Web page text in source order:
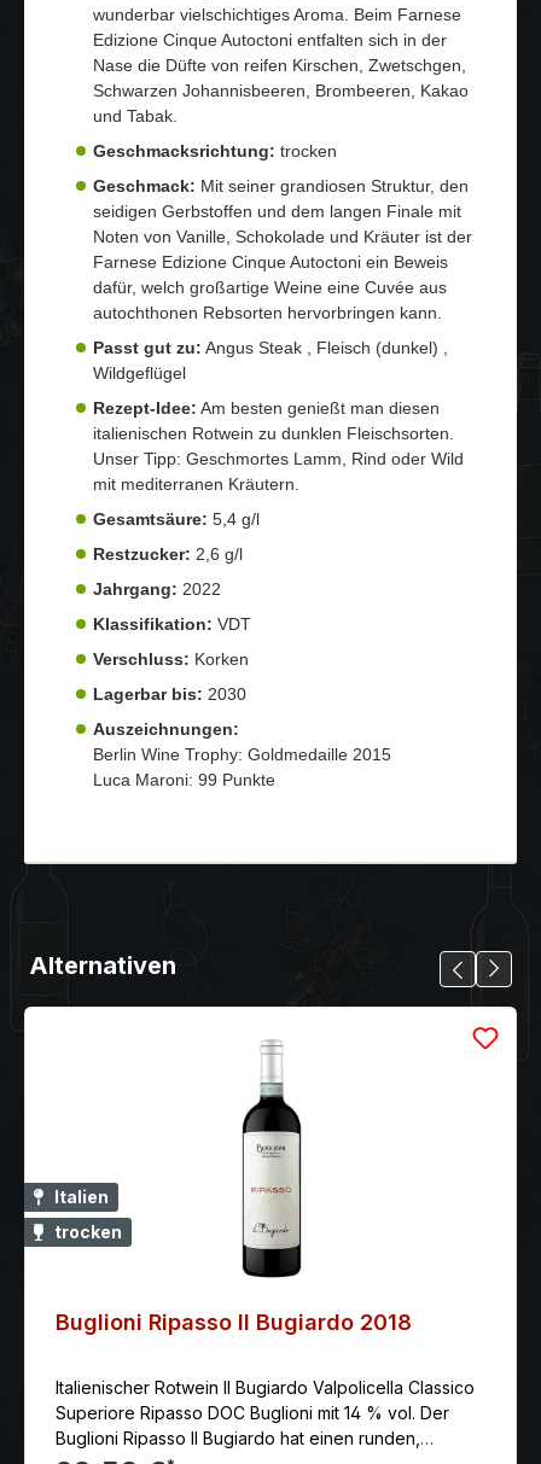
wunderbar vielschichtiges Aroma. Beim Farnese
Edizione Cinque Autoctoni entfalten sich in der
Nase die Düfte von reifen Kirschen, Zwetschgen,
Schwarzen Johannisbeeren, Brombeeren, Kakao
und Tabak.
Geschmacksrichtung: trocken
Geschmack: Mit seiner grandiosen Struktur, den
seidigen Gerbstoffen und dem langen Finale mit
Noten von Vanille, Schokolade und Kräuter ist der
Farnese Edizione Cinque Autoctoni ein Beweis
dafür, welch großartige Weine eine Cuvée aus
autochthonen Rebsorten hervorbringen kann.
Passt gut zu: Angus Steak , Fleisch (dunkel) ,
Wildgeflügel
Rezept-Idee: Am besten genießt man diesen
italienischen Rotwein zu dunklen Fleischsorten.
Unser Tipp: Geschmortes Lamm, Rind oder Wild
mit mediterranen Kräutern.
Gesamtsäure: 5,4 g/l
Restzucker: 2,6 g/l
Jahrgang: 2022
Klassifikation: VDT
Verschluss: Korken
Lagerbar bis: 2030
Auszeichnungen:
Berlin Wine Trophy: Goldmedaille 2015
Luca Maroni: 99 Punkte
Alternativen
Italien
trocken
Buglioni Ripasso Il Bugiardo 2018
Italienischer Rotwein Il Bugiardo Valpolicella Classico
Superiore Ripasso DOC Buglioni mit 14 % vol. Der
Buglioni Ripasso Il Bugiardo hat einen runden,